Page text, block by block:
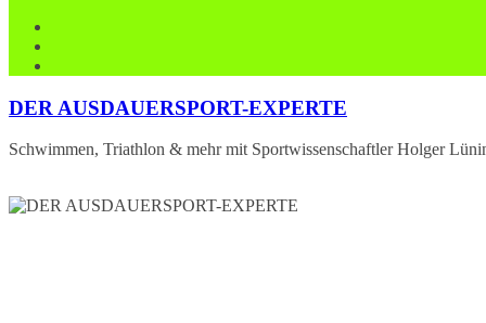
DER AUSDAUERSPORT-EXPERTE
Schwimmen, Triathlon & mehr mit Sportwissenschaftler Holger